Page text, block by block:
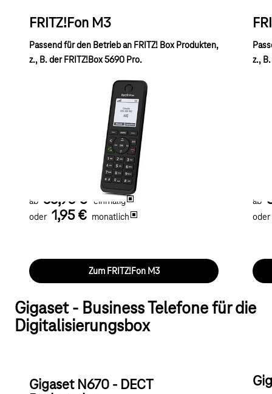
FRITZ!Fon M3
Passend für den Betrieb an FRITZ! Box Produkten,
z., B. der FRITZ!Box 5690 Pro.
Das DECT-GAP-kompatible Schnurlostelefon
verfügt über alle gängigen Telefonie Merkmale
Optimiert für den Betrieb an FRITZ!Box Produkten
wie der FRITZ!Box 5690 Pro.
ab 55,95 €
einmalig
oder 1,95 € monatlich
Zum FRITZ!Fon M3
z.,
ab
oder
Gigaset - Business Telefone für die
Digitalisierungsbox
Gigaset N670 - DECT